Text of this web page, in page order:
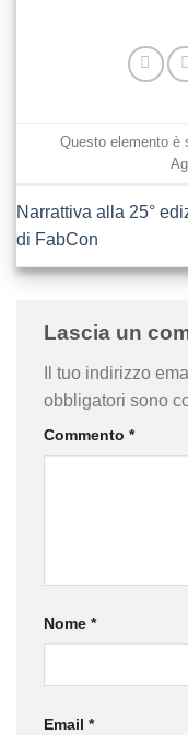
Questo elemento è
Narrattiva alla 25°
di FabCon
Lascia un
Il tuo indirizzo
obbligatori sono
Commento *
Nome *
Email *